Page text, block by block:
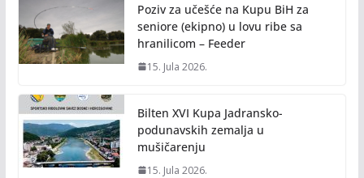
Poziv za učešće na Kupu BiH za
seniore (ekipno) u lovu ribe sa
hranilicom – Feeder
15. Jula 2026.
Bilten XVI Kupa Jadransko-
podunavskih zemalja u
mušičarenju
15. Jula 2026.